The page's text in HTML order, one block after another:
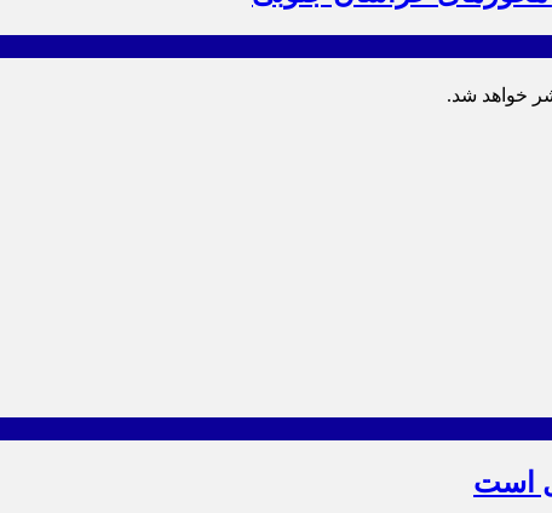
خواهد شد.
است